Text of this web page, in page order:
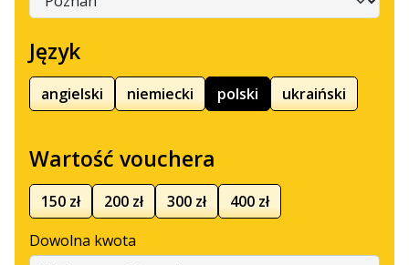
Język
angielski niemiecki polski ukraiński
Wartość vouchera
150 zł 200 zł 300 zł
400 zł
Dowolna kwota